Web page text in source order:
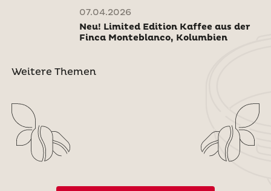
07.04.2026
Neu! Limited Edition Kaffee aus der
Finca Monteblanco, Kolumbien
Weitere Themen